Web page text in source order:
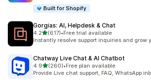
Built for Shopify
Gorgias: AI, Helpdesk & Chat
4.2เต็ม 5 ดาว
(617)
ทั้งหมด 617 รีวิว
•Free trial available
Instantly resolve support inquiries and grow
Chatway Live Chat & AI Chatbot
4.9เต็ม 5 ดาว
(260)
ทั้งหมด 260 รีวิว
•Free plan available
Provide Live chat support, FAQ, WhatsApp